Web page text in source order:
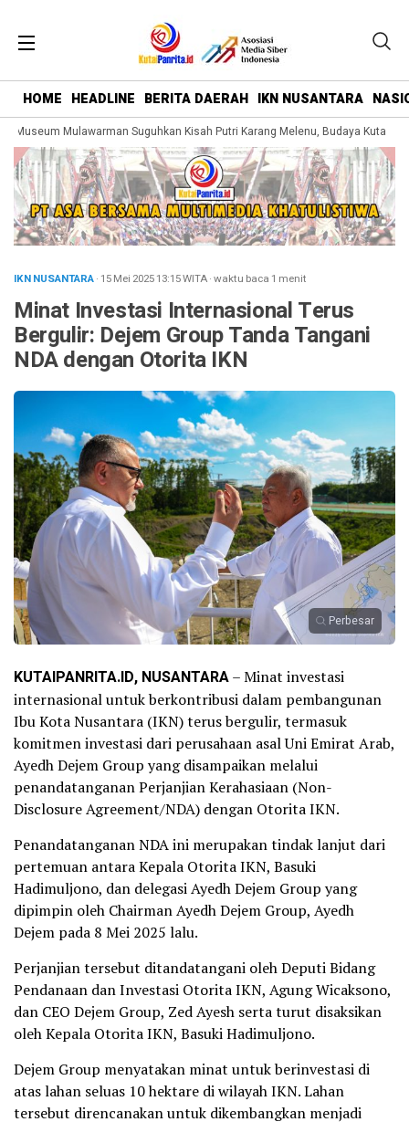
HOME HEADLINE BERITA DAERAH IKN NUSANTARA
Mulawarman Suguhkan Kisah Putri Karang Melenu, Budaya Kutai
IKN NUSANTARA· 15 Mei 202513:15WITA·waktu baca 1 menit
Minat Investasi Internasional Terus
Bergulir: Dejem Group Tanda Tangani
NDA dengan Otorita IKN
Perbesar
KUTAIPANRITA.ID, NUSANTARA– Minat investasi
internasional untuk berkontribusi dalam pembangunan
Ibu Kota Nusantara (IKN) terus bergulir, termasuk
komitmen investasi dari perusahaan asal Uni Emirat Arab,
Ayedh Dejem Group yang disampaikan melalui
penandatanganan Perjanjian Kerahasiaan (Non-
Disclosure Agreement/NDA) dengan Otorita IKN.
Penandatanganan NDA ini merupakan tindak lanjut dari
pertemuan antara Kepala Otorita IKN, Basuki
Hadimuljono, dan delegasi Ayedh Dejem Group yang
dipimpin oleh Chairman Ayedh Dejem Group, Ayedh
Dejem pada 8 Mei 2025 lalu.
Perjanjian tersebut ditandatangani oleh Deputi Bidang
Pendanaan dan Investasi Otorita IKN, Agung Wicaksono,
dan CEO Dejem Group, Zed Ayesh serta turut disaksikan
oleh Kepala Otorita IKN, Basuki Hadimuljono.
Dejem Group menyatakan minat untuk berinvestasi di
atas lahan seluas 10 hektare di wilayah IKN. Lahan
tersebut direncanakan untuk dikembangkan menjadi